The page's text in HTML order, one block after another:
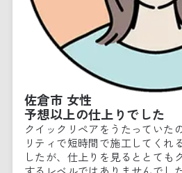
佐倉市 女性
予想以上の仕上りでした
クイックリペアをうたっていた
リティで短時間で施工してくれ
したが、仕上りを見るととても